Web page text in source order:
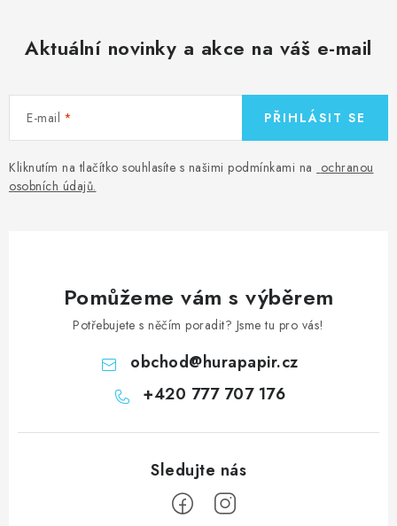
Aktuální novinky a akce na váš e-mail
E-mail
Kliknutím na tlačítko souhlasíte s našimi podmínkami na ochranou
osobních údajů.
PŘIHLÁSIT SE
Pomůžeme vám s výběrem
Potřebujete s něčím poradit? Jsme tu pro vás!
obchod@hurapapir.cz
+420 777 707 176